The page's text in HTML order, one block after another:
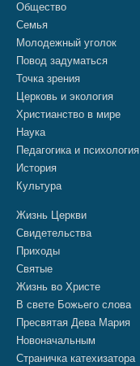
Общество
Семья
Молодежный уголок
Повод задуматься
Точка зрения
Церковь и экология
Христианство в мире
Наука
Педагогика и психология
История
Культура
Жизнь Церкви
Свидетельства
Приходы
Святые
Жизнь во Христе
В свете Божьего слова
Пресвятая Дева Мария
Новоначальным
Страничка катехизатора